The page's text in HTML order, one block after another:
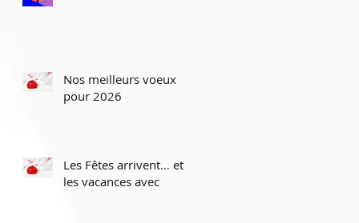
Nos meilleurs voeux
pour 2026
Les Fêtes arrivent… et
les vacances avec